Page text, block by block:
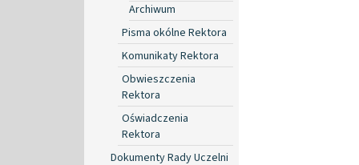
Archiwum
Pisma okólne Rektora
Komunikaty Rektora
Obwieszczenia
Rektora
Oświadczenia
Rektora
Dokumenty Rady Uczelni